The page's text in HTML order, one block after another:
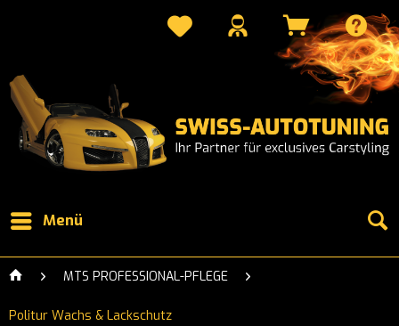
Menü
MTS PROFESSIONAL-PFLEGE
Politur Wachs & Lackschutz